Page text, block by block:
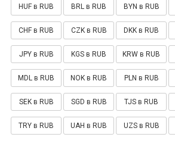
HUF в RUB BRL в RUB BYN в RUB
CHF в RUB CZK в RUB DKK в RUB
JPY в RUB KGS в RUB KRW в RUB
MDL в RUB NOK в RUB PLN в RUB
SEK в RUB SGD в RUB TJS в RUB
TRY в RUB UAH в RUB UZS в RUB